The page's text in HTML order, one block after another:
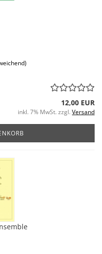
12,00 EUR
inkl. 7% MwSt. zzgl. Versand